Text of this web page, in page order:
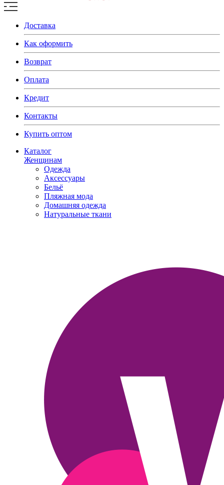
Доставка
Как оформить
Возврат
Оплата
Кредит
Контакты
Купить оптом
Каталог
Женщинам
Одежда
Аксессуары
Бельё
Пляжная мода
Домашняя одежда
Натуральные ткани